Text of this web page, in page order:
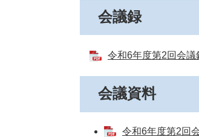
会議録
令和6年度第2回会
会議資料​
令和6年度第2回